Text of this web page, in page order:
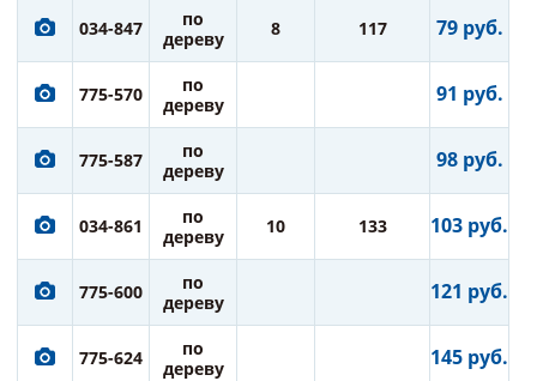
034-847
по
дереву
8 117 79 руб.
775-570
по
дереву
91 руб.
775-587
по
дереву
98 руб.
034-861
по
дереву
10 133 103 руб.
775-600
по
дереву
121 руб.
775-624
по
дереву
145 руб.